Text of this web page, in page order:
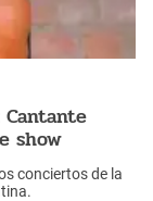
show
conciertos de la